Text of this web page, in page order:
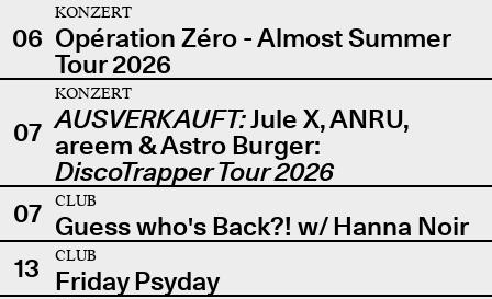
06
KONZERT
Opération Zéro - Almost Summer
Tour 2026
07
KONZERT
AUSVERKAUFT:Jule X, ANRU,
areem & Astro Burger:
DiscoTrapper Tour 2026
07
CLUB
Guess who's Back?! w/ Hanna Noir
13
CLUB
Friday Psyday